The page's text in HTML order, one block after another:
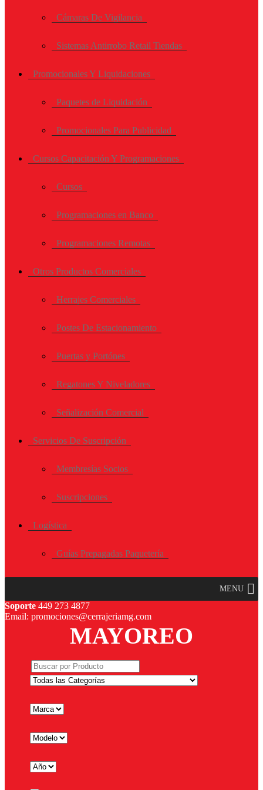
Cámaras De Vigilancia
Sistemas Antirrobo Retail Tiendas
Promocionales Y Liquidaciones
Paquetes de Liquidación
Promocionales Para Publicidad
Cursos Capacitación Y Programaciones
Cursos
Programaciones en Banco
Programaciones Remotas
Otros Productos Comerciales
Herrajes Comerciales
Postes De Estacionamiento
Puertas y Portónes
Regatones Y Niveladores
Señalización Comercial
Servicios De Suscripción
Membresías Socios
Suscripciones
Logística
Guías Prepagadas Paquetería
MENU
Soporte 449 273 4877
Email: promociones@cerrajeriamg.com
MAYOREO